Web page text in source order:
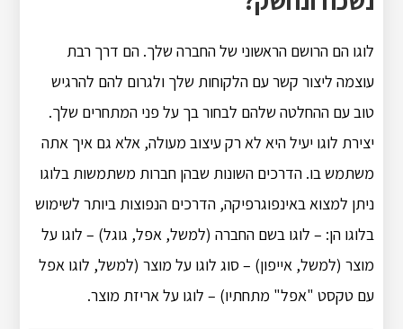
לוגו הם הרושם הראשוני של החברה שלך. הם דרך רבת
עוצמה ליצור קשר עם הלקוחות שלך ולגרום להם להרגיש
טוב עם ההחלטה שלהם לבחור בך על פני המתחרים שלך.
יצירת לוגו יעיל היא לא רק עיצוב מעולה, אלא גם איך אתה
משתמש בו. הדרכים השונות שבהן חברות משתמשות בלוגו
ניתן למצוא באינפוגרפיקה, הדרכים הנפוצות ביותר לשימוש
בלוגו הן: – לוגו בשם החברה (למשל, אפל, גוגל) – לוגו על
מוצר (למשל, אייפון) – סוג לוגו על מוצר (למשל, לוגו אפל
עם טקסט "אפל" מתחתיו) – לוגו על אריזת מוצר.